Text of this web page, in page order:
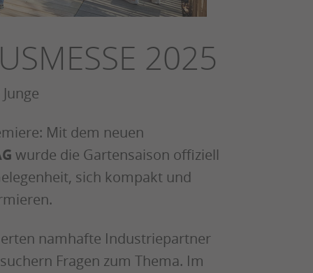
2025
Mit dem neuen
wurde die Gartensaison offiziell
sich kompakt und
namhafte Industriepartner
Fragen zum Thema. Im